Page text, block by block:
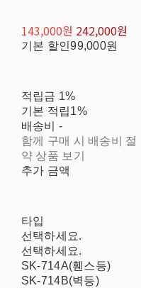
143,000원 242,000원
기본 할인99,000원
적립금 1%
기본 적립1%
배송비 -
함께 구매 시 배송비 절
약 상품 보기
추가 금액
타입
선택하세요.
선택하세요.
SK-714A(휀스등)
SK-714B(벽등)